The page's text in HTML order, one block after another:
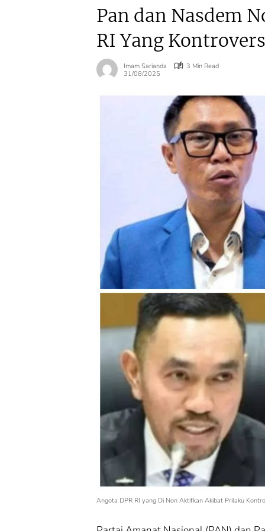
Pan dan Nasdem
RI Yang
Imam Sarianda
3 Min Read
31/08/2025
Angota DPR RI yang Di Non Aktifkan Akibat Prilaku
Mulai 17 Agustus,
ATR/BPN Uji Coba
Balik Nama 10
Agraria
Kementerian
ATR/BPN Raih
Popular
Government
Institutions
2026 dari The
Iconomics
Cek Fakta:
Mengungkap Fakta
di Balik Produksi
Mewah: Benarkah
Barang Brand
Ternama Dibuat di
China?
Cek Fakta
Cek Fakta:
Mengungkap
di Balik
Mewah:
Barang Brand
Ternama
China?